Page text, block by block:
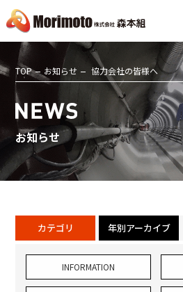
TOP お知らせ 協力会社の皆様へ
お知らせ
カテゴリ 年別アーカイブ
INFORMATION